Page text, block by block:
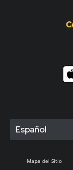
Español
Mapa del Sitio